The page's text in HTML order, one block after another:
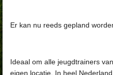
Er kan nu reeds gepland
Ideaal om alle jeugdtrainers
eigen locatie. In heel